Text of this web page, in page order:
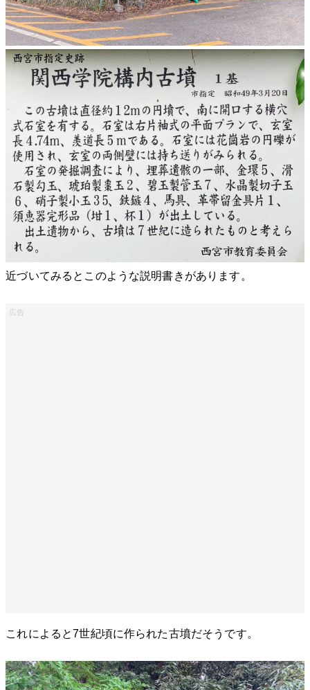
近づいてみるとこのような説明書きがあります。
これによると7世紀頃に作られた古墳だそうです。